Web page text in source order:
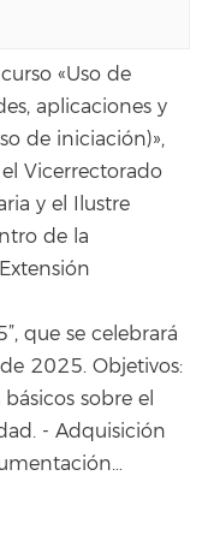
«Uso de
aplicaciones y
de iniciación)»,
Vicerrectorado
y el Ilustre
de la
que se celebrará
2025. Objetivos:
sobre el
- Adquisición